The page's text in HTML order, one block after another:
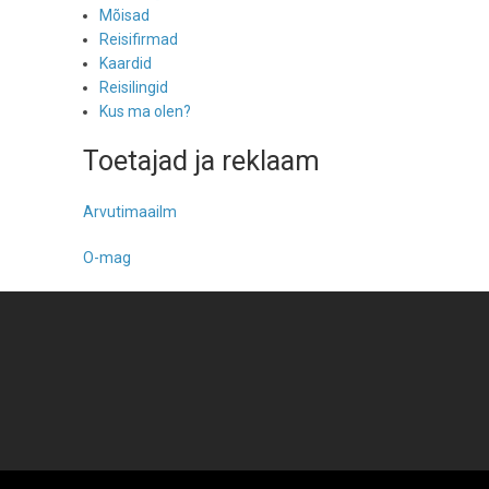
Mõisad
Reisifirmad
Kaardid
Reisilingid
Kus ma olen?
Toetajad ja reklaam
Arvutimaailm
O-mag